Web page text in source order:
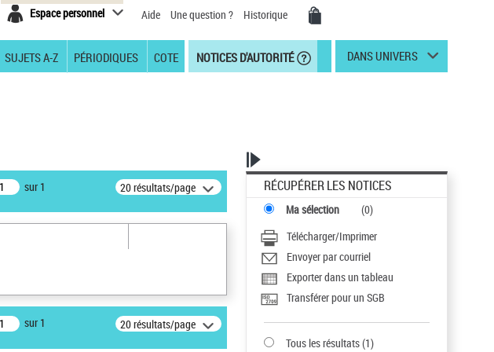
Espace personnel Aide Une question ? Historique
SUJETS A-Z PÉRIODIQUES COTE NOTICES D'AUTORITÉ DANS UNIVERS
sur 1 20 résultats/page
sur 1 20 résultats/page
RÉCUPÉRER LES NOTICES
Ma sélection (0)
Télécharger/Imprimer
Envoyer par courriel
Exporter dans un tableau
Transférer pour un SGB
Tous les résultats(1)